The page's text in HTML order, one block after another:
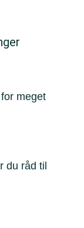
meget
du råd til